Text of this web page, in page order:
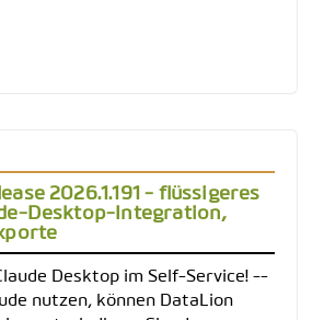
2026.1.191 - flüssigeres
Desktop-Integration,
Desktop im Self-Service! --
nutzen, können DataLion